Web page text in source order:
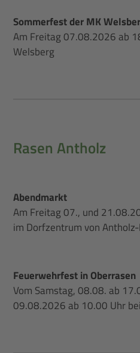
Sommerfest der MK
Am Freitag 07.08.2026 ab
Welsberg
Rasen Antholz
Abendmarkt
Am Freitag 07., und
im Dorfzentrum von
Feuerwehrfest in Oberrasen
Vom Samstag, 08.08. ab
09.08.2026 ab 10.00 Uhr